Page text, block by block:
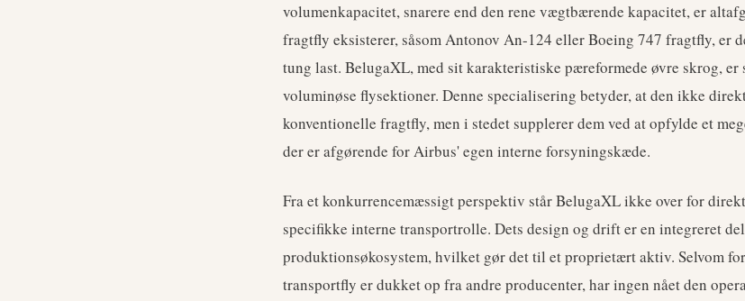
volumenkapacitet, snarere end den rene vægtbærende kapacitet, er
fragtfly eksisterer, såsom Antonov An-124 eller Boeing 747 fragtfly, er
tung last. BelugaXL, med sit karakteristiske pæreformede øvre skrog,
voluminøse flysektioner. Denne specialisering betyder, at den ikke
konventionelle fragtfly, men i stedet supplerer dem ved at opfylde et
der er afgørende for Airbus' egen interne forsyningskæde.
Fra et konkurrencemæssigt perspektiv står BelugaXL ikke over for
specifikke interne transportrolle. Dets design og drift er en integreret
produktionsøkosystem, hvilket gør det til et proprietært aktiv. Selvom
transportfly er dukket op fra andre producenter, har ingen nået den